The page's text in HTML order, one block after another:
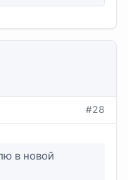
#28
в новой